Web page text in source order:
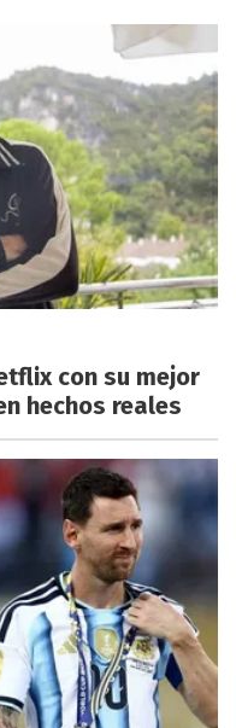
con su mejor
hechos reales